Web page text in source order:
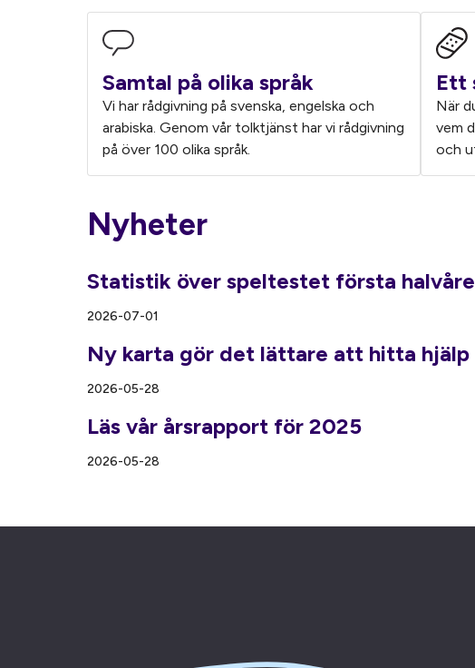
Samtal på olika språk
Vi har rådgivning på svenska, engelska och
arabiska. Genom vår tolktjänst har vi rådgivning
på över 100 olika språk.
Ett
När
vem
och
Nyheter
Statistik över speltestet första
2026-07-01
Ny karta gör det lättare att hitta hjälp
2026-05-28
Läs vår årsrapport för 2025
2026-05-28